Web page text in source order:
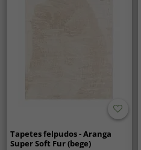
Tapetes felpudos - Aranga
Super Soft Fur (bege)